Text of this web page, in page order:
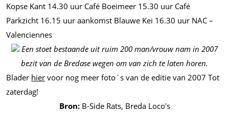
Kopse Kant 14.30 uur Café Boeimeer 15.30 uur Café
Parkzicht 16.15 uur aankomst Blauwe Kei 16.30 uur NAC –
Valenciennes
Een stoet bestaande uit ruim 200 man/vrouw nam in 2007
bezit van de Bredase wegen om van zich te laten horen.
Blader hier voor nog meer foto`s van de editie van 2007 Tot
zaterdag!
Bron:B-Side Rats, Breda Loco's